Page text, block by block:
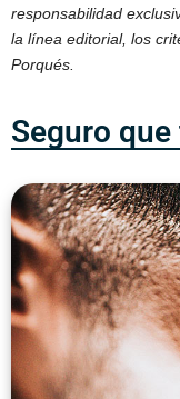
responsabilidad
la línea editorial, los
Porqués.
Seguro